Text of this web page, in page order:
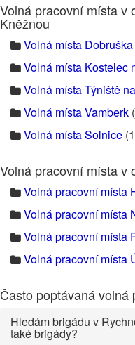
Volná pracovní místa v
Kněžnou
Volná místa Dobruška
Volná místa Kostelec
Volná místa Týniště
Volná místa Vamberk
Volná místa Solnice
Volná pracovní místa v
Volná pracovní místa
Volná pracovní místa
Volná pracovní místa
Volná pracovní místa
Často poptávaná
Hledám brigádu v
také brigády?